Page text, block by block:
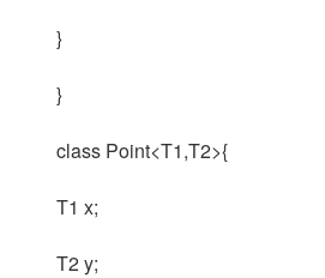
}
}
class Point<T1,T2>{
T1 x;
T2 y;